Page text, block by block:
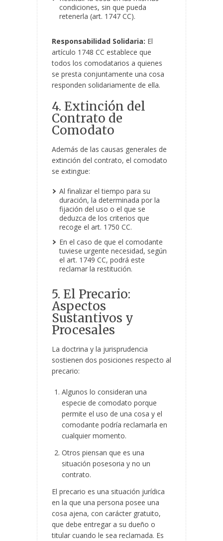
condiciones, sin que pueda
retenerla (art. 1747 CC).
Responsabilidad Solidaria: El
artículo 1748 CC establece que
todos los comodatarios a quienes
se presta conjuntamente una cosa
responden solidariamente de ella.
4. Extinción del
Contrato de
Comodato
Además de las causas generales de
extinción del contrato, el comodato
se extingue:
Al finalizar el tiempo para su
duración, la determinada por la
fijación del uso o el que se
deduzca de los criterios que
recoge el art. 1750 CC.
En el caso de que el comodante
tuviese urgente necesidad, según
el art. 1749 CC, podrá este
reclamar la restitución.
5. El Precario:
Aspectos
Sustantivos y
Procesales
La doctrina y la jurisprudencia
sostienen dos posiciones respecto al
precario:
Algunos lo consideran una
especie de comodato porque
permite el uso de una cosa y el
comodante podría reclamarla en
cualquier momento.
Otros piensan que es una
situación posesoria y no un
contrato.
El precario es una situación jurídica
en la que una persona posee una
cosa ajena, con carácter gratuito,
que debe entregar a su dueño o
titular cuando le sea reclamada. Es